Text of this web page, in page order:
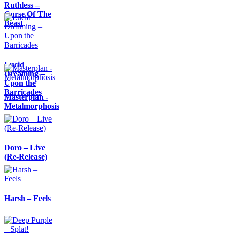
Ruthless –
Curse Of The
Beast
Lucid
Dreaming –
Upon the
Barricades
Masterplan -
Metalmorphosis
Doro – Live
(Re-Release)
Harsh – Feels